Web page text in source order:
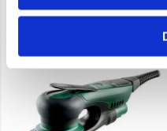
-6%